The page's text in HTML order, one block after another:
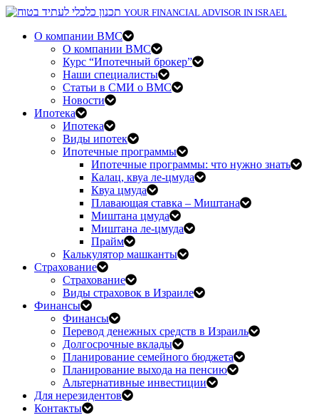
YOUR FINANCIAL ADVISOR IN ISRAEL
О компании BMC
О компании BMC
Курс “Ипотечный брокер”
Наши специалисты
Статьи в СМИ о BMC
Новости
Ипотека
Ипотека
Виды ипотек
Ипотечные программы
Ипотечные программы: что нужно знать
Калац, квуа ле-цмуда
Квуа цмуда
Плавающая ставка – Миштана
Миштана цмуда
Миштана ле-цмуда
Прайм
Калькулятор машканты
Страхование
Страхование
Виды страховок в Израиле
Финансы
Финансы
Перевод денежных средств в Израиль
Долгосрочные вклады
Планирование семейного бюджета
Планирование выхода на пенсию
Альтернативные инвестиции
Для нерезидентов
Контакты